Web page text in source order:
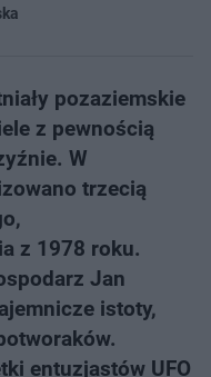
pozaziemskie
z pewnością
W
trzecią
z 1978 roku.
Jan
istoty,
entuzjastów UFO